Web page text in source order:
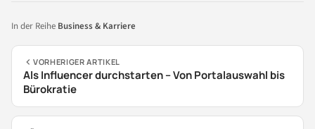
In der Reihe Business & Karriere
VORHERIGER ARTIKEL
Als Influencer durchstarten – Von Portalauswahl bis
Bürokratie